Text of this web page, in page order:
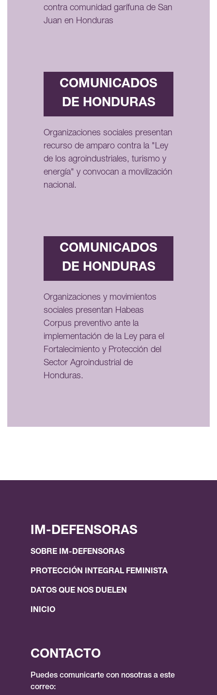
contra comunidad garífuna de San
Juan en Honduras
COMUNICADOS
DE HONDURAS
Organizaciones sociales presentan
recurso de amparo contra la "Ley
de los agroindustriales, turismo y
energía" y convocan a movilización
nacional.
COMUNICADOS
DE HONDURAS
Organizaciones y movimientos
sociales presentan Habeas
Corpus preventivo ante la
implementación de la Ley para el
Fortalecimiento y Protección del
Sector Agroindustrial de
Honduras.
IM-DEFENSORAS
SOBRE IM-DEFENSORAS
PROTECCIÓN INTEGRAL FEMINISTA
DATOS QUE NOS DUELEN
INICIO
CONTACTO
Puedes comunicarte con nosotras a este
correo: